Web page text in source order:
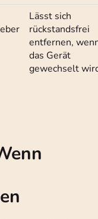
Lässt sich
rückstandsfrei
entfernen,
das Gerät
gewechselt